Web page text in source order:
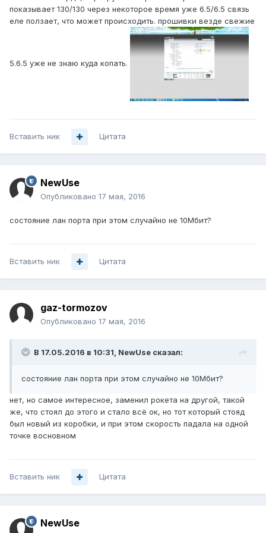
показывает 130/130 через некоторое время уже 6.5/6.5 связь
еле ползает, что может происходить. прошивки везде свежие
5.6.5 уже не знаю куда копать.
Вставить ник Цитата
NewUse
Опубликовано 17 мая, 2016
состояние лан порта при этом случайно не 10Мбит?
Вставить ник Цитата
gaz-tormozov
Опубликовано 17 мая, 2016
В 17.05.2016 в 10:31, NewUse сказал:
состояние лан порта при этом случайно не 10Мбит?
нет, но самое интересное, заменил рокета на другой, такой
же, что стоял до этого и стало всё ок, но тот который стояд
был новый из коробки, и при этом скорость падала на одной
точке восновном
Вставить ник Цитата
NewUse